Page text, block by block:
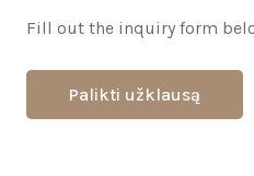
Fill out the inquiry form
Palikti užklausą